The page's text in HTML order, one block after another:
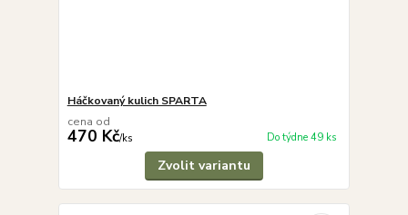
Háčkovaný kulich SPARTA
cena od
470 Kč/ks Do týdne 49 ks
Zvolit variantu